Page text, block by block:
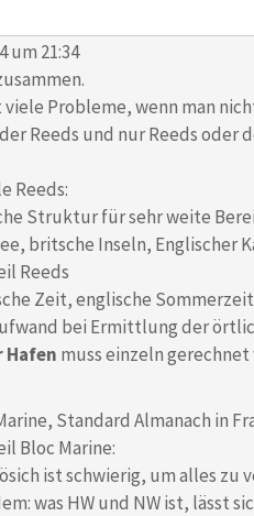
um 21:34
viele Probleme, wenn man
Reeds und nur Reeds oder
Reeds:
Struktur für sehr weite
britsche Inseln, Englischer
Reeds
Zeit, englische
bei Ermittlung der
Hafen muss einzeln
Standard Almanach in
Bloc Marine:
ist schwierig, um alles zu
was HW und NW ist, lässt